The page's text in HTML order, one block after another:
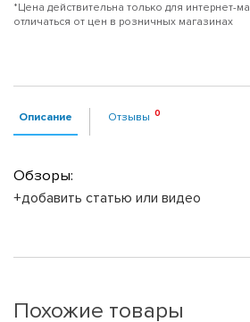
*Цена действительна только для интернет-
отличаться от цен в розничных магазинах
Описание Отзывы
Обзоры:
+добавить статью или видео
Похожие товары